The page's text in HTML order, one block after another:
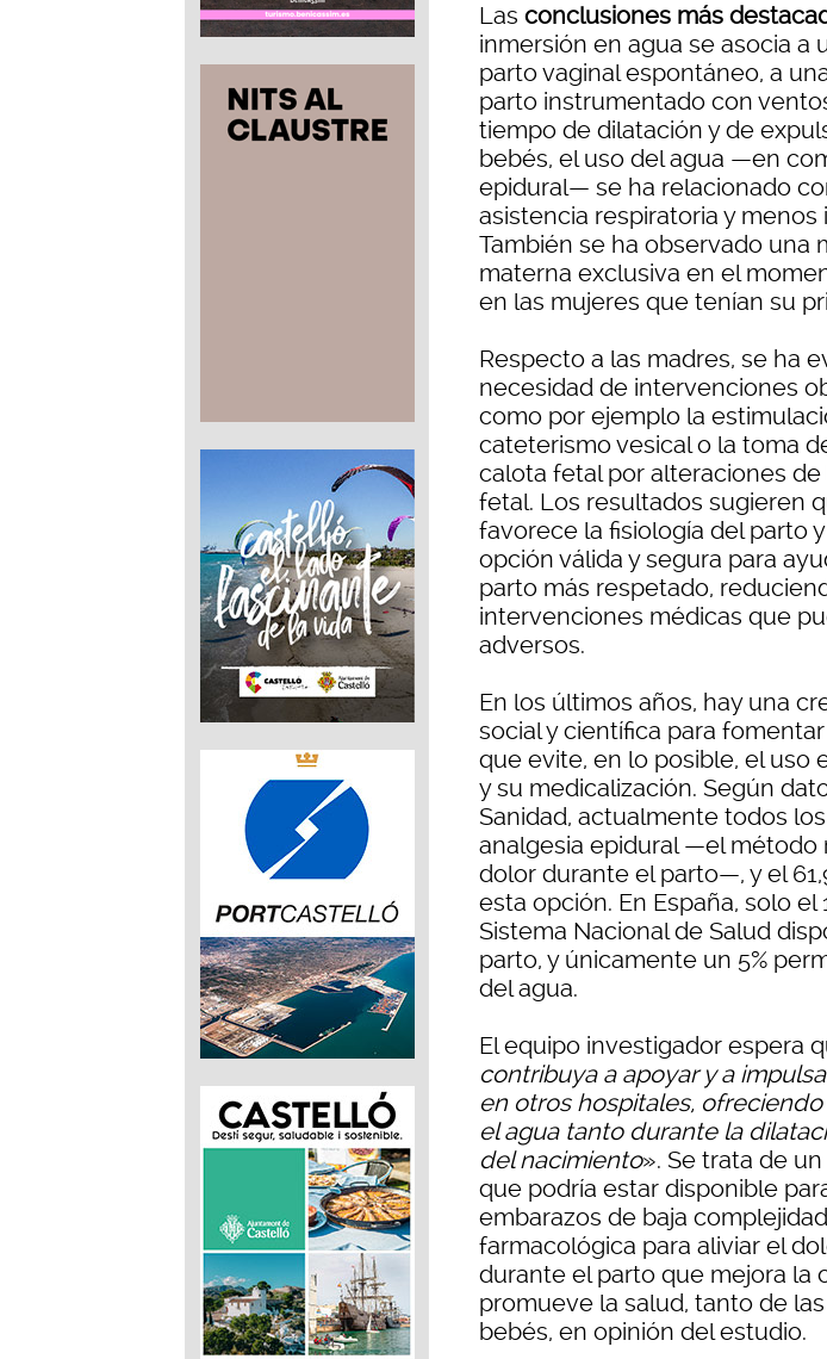
Las conclusiones más
inmersión en agua se asocia a
parto vaginal espontáneo, a
parto instrumentado con
tiempo de dilatación y de
bebés, el uso del agua —en
epidural— se ha relacionado
asistencia respiratoria y
También se ha observado una
materna exclusiva en el
en las mujeres que tenían su
Respecto a las madres, se ha
necesidad de intervenciones
como por ejemplo la
cateterismo vesical o la toma
calota fetal por alteraciones
fetal. Los resultados sugieren
favorece la fisiología del parto
opción válida y segura para
parto más respetado,
intervenciones médicas que
adversos.
En los últimos años, hay una
social y científica para
que evite, en lo posible, el uso
y su medicalización. Según
Sanidad, actualmente todos
analgesia epidural —el método
dolor durante el parto—, y el
esta opción. En España, solo el
Sistema Nacional de Salud
parto, y únicamente un 5%
del agua.
El equipo investigador espera
contribuya a apoyar y a
en otros hospitales,
el agua tanto durante la
del nacimiento». Se trata de
que podría estar disponible
embarazos de baja
farmacológica para aliviar el
durante el parto que mejora la
promueve la salud, tanto de
bebés, en opinión del estudio.